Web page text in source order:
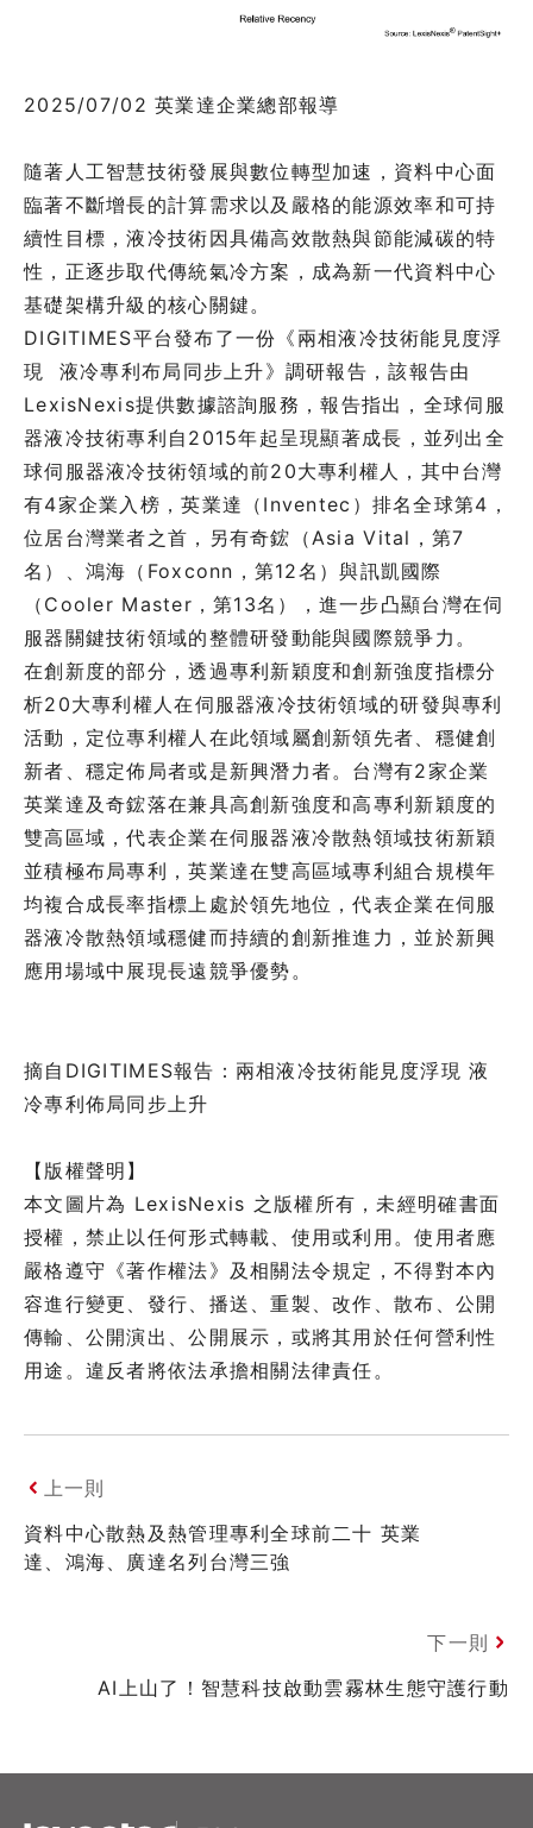
2025/07/02 英業達企業總部報導
隨著人工智慧技術發展與數位轉型加速，資料中心面
臨著不斷增長的計算需求以及嚴格的能源效率和可持
續性目標，液冷技術因具備高效散熱與節能減碳的特
性，正逐步取代傳統氣冷方案，成為新一代資料中心
基礎架構升級的核心關鍵。
DIGITIMES平台發布了一份《兩相液冷技術能見度浮
現 液冷專利布局同步上升》調研報告，該報告由
LexisNexis提供數據諮詢服務，報告指出，全球伺服
器液冷技術專利自2015年起呈現顯著成長，並列出全
球伺服器液冷技術領域的前20大專利權人，其中台灣
有4家企業入榜，英業達（Inventec）排名全球第4，
位居台灣業者之首，另有奇鋐（Asia Vital，第7
名）、鴻海（Foxconn，第12名）與訊凱國際
（Cooler Master，第13名），進一步凸顯台灣在伺
服器關鍵技術領域的整體研發動能與國際競爭力。
在創新度的部分，透過專利新穎度和創新強度指標分
析20大專利權人在伺服器液冷技術領域的研發與專利
活動，定位專利權人在此領域屬創新領先者、穩健創
新者、穩定佈局者或是新興潛力者。台灣有2家企業
英業達及奇鋐落在兼具高創新強度和高專利新穎度的
雙高區域，代表企業在伺服器液冷散熱領域技術新穎
並積極布局專利，英業達在雙高區域專利組合規模年
均複合成長率指標上處於領先地位，代表企業在伺服
器液冷散熱領域穩健而持續的創新推進力，並於新興
應用場域中展現長遠競爭優勢。
摘自DIGITIMES報告：兩相液冷技術能見度浮現 液
冷專利佈局同步上升
【版權聲明】
本文圖片為 LexisNexis 之版權所有，未經明確書面
授權，禁止以任何形式轉載、使用或利用。使用者應
嚴格遵守《著作權法》及相關法令規定，不得對本內
容進行變更、發行、播送、重製、改作、散布、公開
傳輸、公開演出、公開展示，或將其用於任何營利性
用途。違反者將依法承擔相關法律責任。
上一則
資料中心散熱及熱管理專利全球前二十 英業
達、鴻海、廣達名列台灣三強
下一則
AI上山了！智慧科技啟動雲霧林生態守護行動
XSRF Token